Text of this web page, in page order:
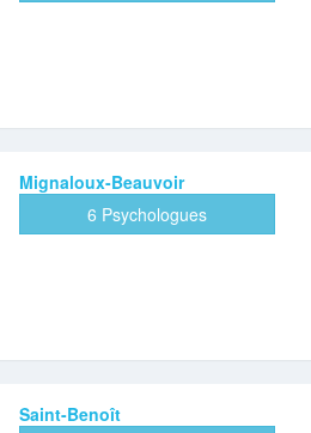
Mignaloux-Beauvoir
6 Psychologues
Saint-Benoît